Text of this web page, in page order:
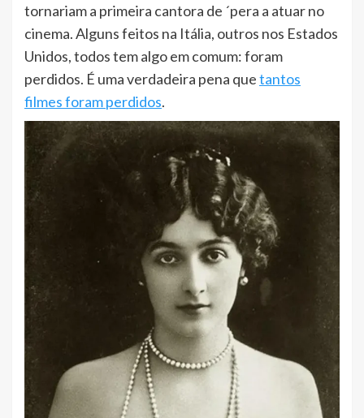
tornariam a primeira cantora de ´pera a atuar no
cinema. Alguns feitos na Itália, outros nos Estados
Unidos, todos tem algo em comum: foram
perdidos. É uma verdadeira pena quetantos
filmes foram perdidos.